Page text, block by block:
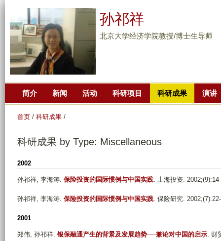
到
主
要
孙祁祥
北京大学经济学院教授/博士生导师
简介 新闻 活动 科研项目 科研成果 演讲
首页 / 科研成果 /
科研成果 by Type: Miscellaneous
2002
孙祁祥, 李海涛. 保险投资的国际惯例与中国实践. 上海投资.
孙祁祥, 李海涛. 保险投资的国际惯例与中国实践. 保险研究.
2001
郑伟, 孙祁祥. 银保融通产生的背景及发展趋势──兼论对中国的启示. 财